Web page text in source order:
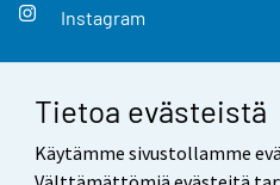
Tietoa evästeistä
Käytämme sivustollamme
Instagram
Yhteystiedot
Palaute